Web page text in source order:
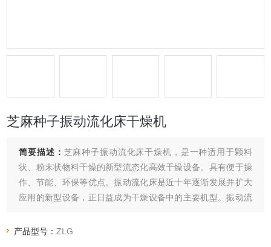
芝麻种子振动流化床干燥机
简要描述： 芝麻种子振动流化床干燥机，是一种适用于颗料
状、粉末状物料干燥的新型流态化高效干燥设备。具有便于操
作、节能、环保等优点。振动流化床是近十年逐渐发展并扩大
应用的新型设备，正日益成为干燥设备中的主要机型。振动流
干燥装置。这个振动源依其激振方法可分为电动机法、电磁感
产品型号：ZLG